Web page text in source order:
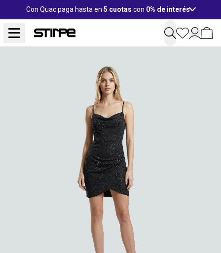
Con Quac paga hasta en 5 cuotas con 0% de interés